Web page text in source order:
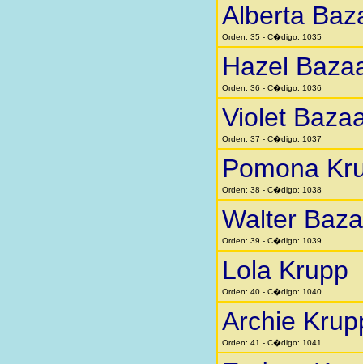
Alberta
Orden: 35 - C�digo: 1035
Hazel
Orden: 36 - C�digo: 1036
Violet
Orden: 37 - C�digo: 1037
Pomona
Orden: 38 - C�digo: 1038
Walter
Orden: 39 - C�digo: 1039
Lola Krupp
Orden: 40 - C�digo: 1040
Archie
Orden: 41 - C�digo: 1041